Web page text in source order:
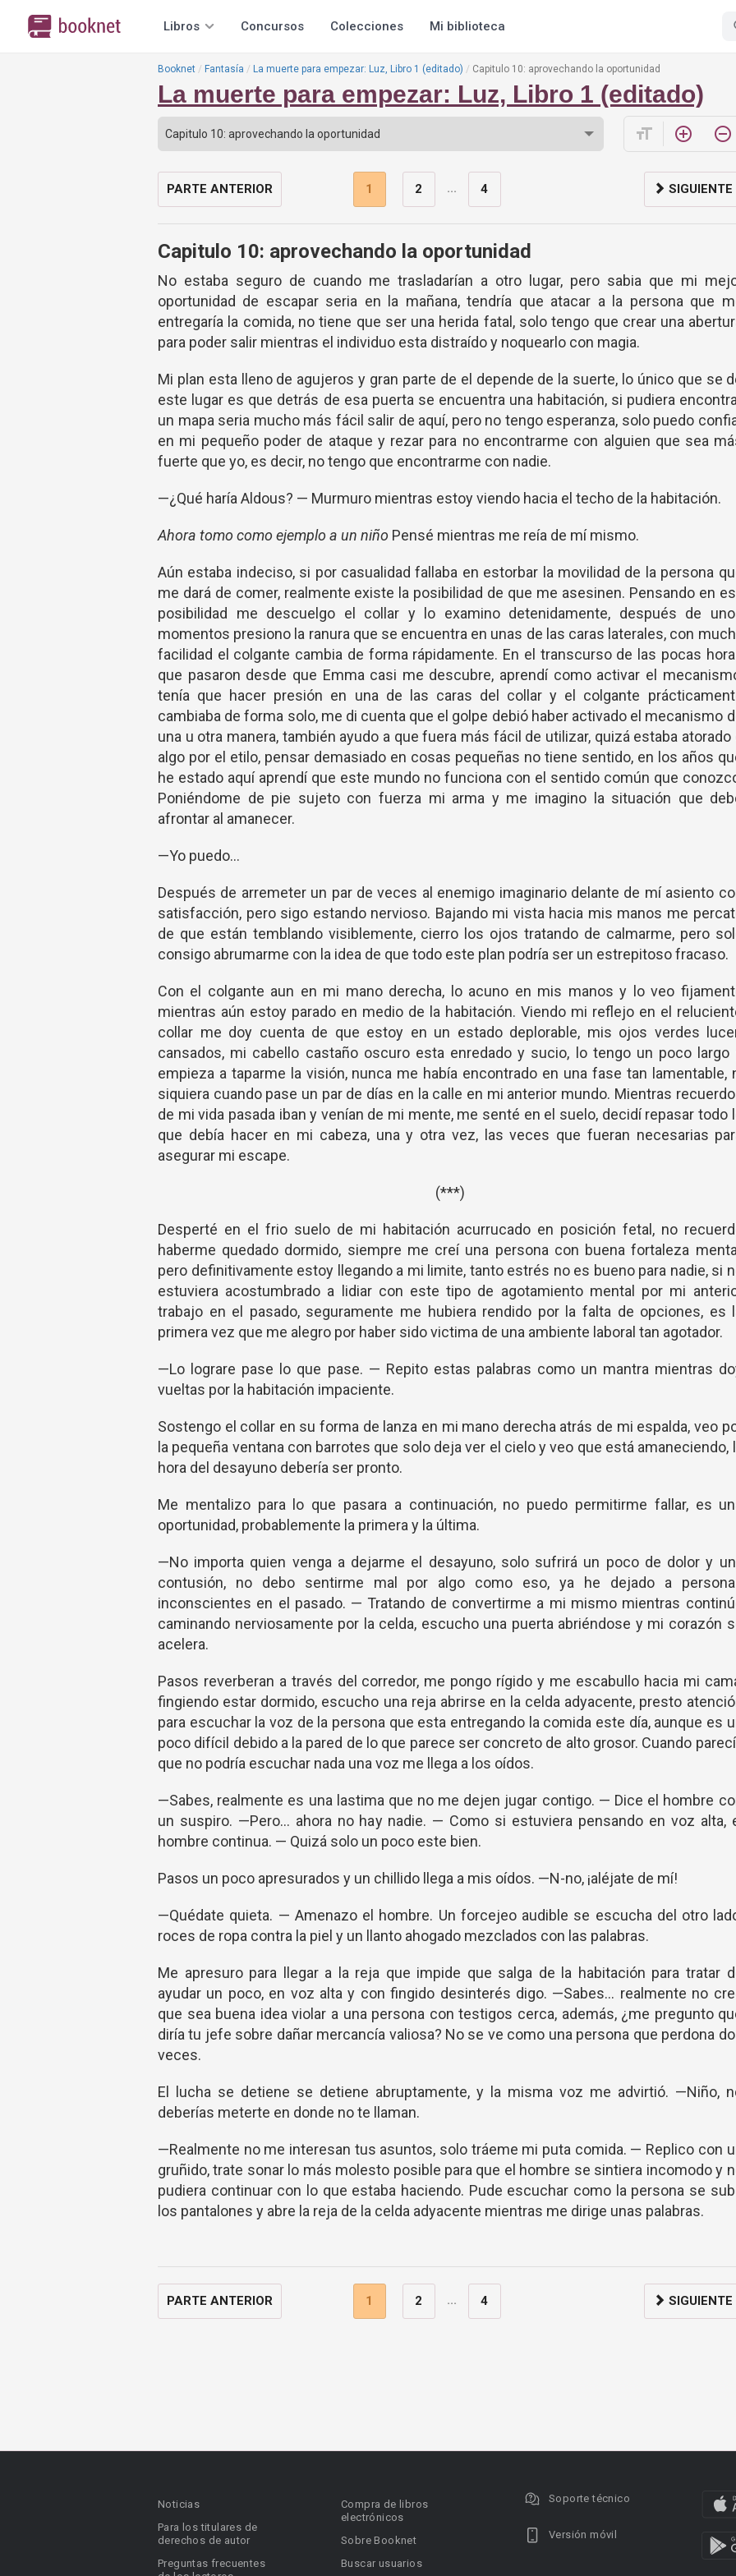
Libros Concursos Colecciones Mi biblioteca
Booknet Fantasía La muerte para empezar: Luz, Libro 1 (editado) Capitulo 10: aprovechando la oportunidad
La muerte para empezar: Luz, Libro 1 (editado)
format_size add_circle_outline remove_circle_outline
PARTE ANTERIOR 1 2 ... 4 SIGUIENTE
Capitulo 10: aprovechando la oportunidad
No estaba seguro de cuando me trasladarían a otro lugar, pero sabia que mi
oportunidad de escapar seria en la mañana, tendría que atacar a la persona que
entregaría la comida, no tiene que ser una herida fatal, solo tengo que crear una
para poder salir mientras el individuo esta distraído y noquearlo con magia.
Mi plan esta lleno de agujeros y gran parte de el depende de la suerte, lo único que se
este lugar es que detrás de esa puerta se encuentra una habitación, si pudiera
un mapa seria mucho más fácil salir de aquí, pero no tengo esperanza, solo puedo
en mi pequeño poder de ataque y rezar para no encontrarme con alguien que sea
fuerte que yo, es decir, no tengo que encontrarme con nadie.
—¿Qué haría Aldous? — Murmuro mientras estoy viendo hacia el techo de la habitación.
Ahora tomo como ejemplo a un niño Pensé mientras me reía de mí mismo.
Aún estaba indeciso, si por casualidad fallaba en estorbar la movilidad de la persona
me dará de comer, realmente existe la posibilidad de que me asesinen. Pensando en
posibilidad me descuelgo el collar y lo examino detenidamente, después de
momentos presiono la ranura que se encuentra en unas de las caras laterales, con
facilidad el colgante cambia de forma rápidamente. En el transcurso de las pocas
que pasaron desde que Emma casi me descubre, aprendí como activar el
tenía que hacer presión en una de las caras del collar y el colgante
cambiaba de forma solo, me di cuenta que el golpe debió haber activado el mecanismo
una u otra manera, también ayudo a que fuera más fácil de utilizar, quizá estaba atorado
algo por el etilo, pensar demasiado en cosas pequeñas no tiene sentido, en los años
he estado aquí aprendí que este mundo no funciona con el sentido común que
Poniéndome de pie sujeto con fuerza mi arma y me imagino la situación que
afrontar al amanecer.
—Yo puedo…
Después de arremeter un par de veces al enemigo imaginario delante de mí asiento
satisfacción, pero sigo estando nervioso. Bajando mi vista hacia mis manos me
de que están temblando visiblemente, cierro los ojos tratando de calmarme, pero
consigo abrumarme con la idea de que todo este plan podría ser un estrepitoso fracaso.
Con el colgante aun en mi mano derecha, lo acuno en mis manos y lo veo
mientras aún estoy parado en medio de la habitación. Viendo mi reflejo en el
collar me doy cuenta de que estoy en un estado deplorable, mis ojos verdes
cansados, mi cabello castaño oscuro esta enredado y sucio, lo tengo un poco largo
empieza a taparme la visión, nunca me había encontrado en una fase tan lamentable,
siquiera cuando pase un par de días en la calle en mi anterior mundo. Mientras
de mi vida pasada iban y venían de mi mente, me senté en el suelo, decidí repasar todo
que debía hacer en mi cabeza, una y otra vez, las veces que fueran necesarias
asegurar mi escape.
(***)
Desperté en el frio suelo de mi habitación acurrucado en posición fetal, no
haberme quedado dormido, siempre me creí una persona con buena fortaleza
pero definitivamente estoy llegando a mi limite, tanto estrés no es bueno para nadie, si
estuviera acostumbrado a lidiar con este tipo de agotamiento mental por mi
trabajo en el pasado, seguramente me hubiera rendido por la falta de opciones, es
primera vez que me alegro por haber sido victima de una ambiente laboral tan agotador.
—Lo lograre pase lo que pase. — Repito estas palabras como un mantra mientras
vueltas por la habitación impaciente.
Sostengo el collar en su forma de lanza en mi mano derecha atrás de mi espalda, veo
la pequeña ventana con barrotes que solo deja ver el cielo y veo que está amaneciendo,
hora del desayuno debería ser pronto.
Me mentalizo para lo que pasara a continuación, no puedo permitirme fallar, es
oportunidad, probablemente la primera y la última.
—No importa quien venga a dejarme el desayuno, solo sufrirá un poco de dolor y
contusión, no debo sentirme mal por algo como eso, ya he dejado a
inconscientes en el pasado. — Tratando de convertirme a mi mismo mientras
caminando nerviosamente por la celda, escucho una puerta abriéndose y mi corazón
acelera.
Pasos reverberan a través del corredor, me pongo rígido y me escabullo hacia mi
fingiendo estar dormido, escucho una reja abrirse en la celda adyacente, presto
para escuchar la voz de la persona que esta entregando la comida este día, aunque es
poco difícil debido a la pared de lo que parece ser concreto de alto grosor. Cuando
que no podría escuchar nada una voz me llega a los oídos.
—Sabes, realmente es una lastima que no me dejen jugar contigo. — Dice el hombre
un suspiro. —Pero… ahora no hay nadie. — Como si estuviera pensando en voz alta,
hombre continua. — Quizá solo un poco este bien.
Pasos un poco apresurados y un chillido llega a mis oídos. —N-no, ¡aléjate de mí!
—Quédate quieta. — Amenazo el hombre. Un forcejeo audible se escucha del otro
roces de ropa contra la piel y un llanto ahogado mezclados con las palabras.
Me apresuro para llegar a la reja que impide que salga de la habitación para tratar
ayudar un poco, en voz alta y con fingido desinterés digo. —Sabes… realmente no
que sea buena idea violar a una persona con testigos cerca, además, ¿me pregunto
diría tu jefe sobre dañar mercancía valiosa? No se ve como una persona que perdona
veces.
El lucha se detiene se detiene abruptamente, y la misma voz me advirtió. —Niño,
deberías meterte en donde no te llaman.
—Realmente no me interesan tus asuntos, solo tráeme mi puta comida. — Replico con
gruñido, trate sonar lo más molesto posible para que el hombre se sintiera incomodo y
pudiera continuar con lo que estaba haciendo. Pude escuchar como la persona se
los pantalones y abre la reja de la celda adyacente mientras me dirige unas palabras.
PARTE ANTERIOR 1 2 ... 4 SIGUIENTE
Noticias
Para los titulares de
derechos de autor
Preguntas frecuentes
Compra de libros
electrónicos
Sobre Booknet
Buscar usuarios
Soporte técnico
Versión móvil